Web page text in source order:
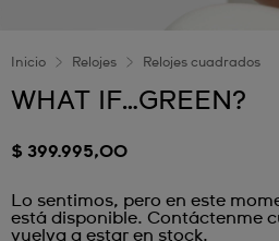
Inicio Relojes Relojes cuadrados
WHAT IF…GREEN?
$ 399.995,00
Lo sentimos, pero en este
está disponible. Contáctenme
vuelva a estar en stock.